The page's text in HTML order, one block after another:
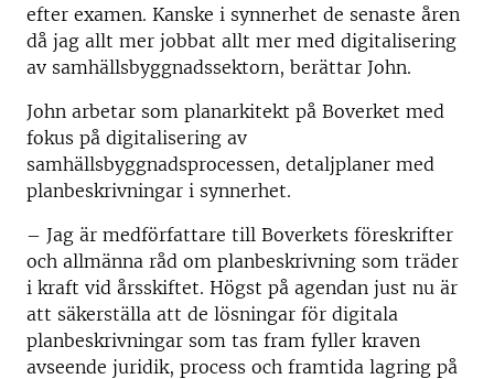
efter examen. Kanske i synnerhet de senaste åren
då jag allt mer jobbat allt mer med digitalisering
av samhällsbyggnadssektorn, berättar John.
John arbetar som planarkitekt på Boverket med
fokus på digitalisering av
samhällsbyggnadsprocessen, detaljplaner med
planbeskrivningar i synnerhet.
– Jag är medförfattare till Boverkets föreskrifter
och allmänna råd om planbeskrivning som träder
i kraft vid årsskiftet. Högst på agendan just nu är
att säkerställa att de lösningar för digitala
planbeskrivningar som tas fram fyller kraven
avseende juridik, process och framtida lagring på